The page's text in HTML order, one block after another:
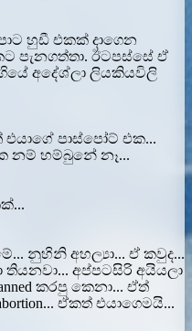
හුඩී එකක් දාගෙන
පැනගත්තා. ඊටපස්සේ ඒ
අදේශ්ලා ලියකියවිලි
පාස්පෝට් එක...
නම් හම්බුනේ නෑ...
නුහිනි අහල්‍යා... ඒ කවුද...
අප්පටසිරි අයියලා
කරපු කෙනා... ඒත්
ඒකත් එයාගෙමයි...